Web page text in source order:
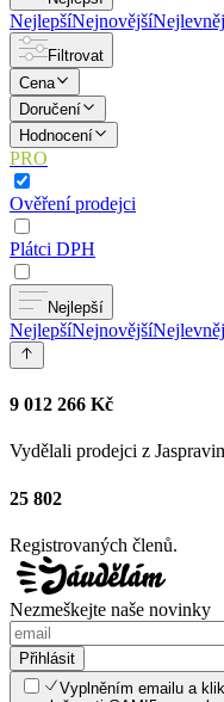
NejlepšíNejnovější
Filtrovat
Cena
Doručení
Hodnocení
PRO
Ověření prodejci
Plátci DPH
Nejlepší
NejlepšíNejnovější
9 012 266 Kč
Vydělali prodejci z
25 802
Registrovaných členů.
Nezmeškejte naše novinky
Přihlásit
Vyplněním emailu a